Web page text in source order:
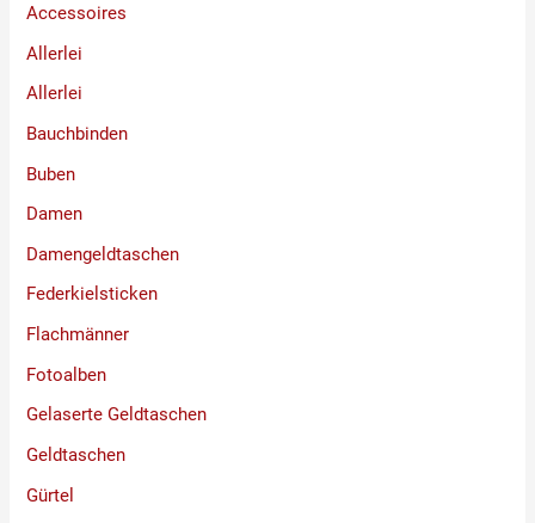
Accessoires
Allerlei
Allerlei
Bauchbinden
Buben
Damen
Damengeldtaschen
Federkielsticken
Flachmänner
Fotoalben
Gelaserte Geldtaschen
Geldtaschen
Gürtel